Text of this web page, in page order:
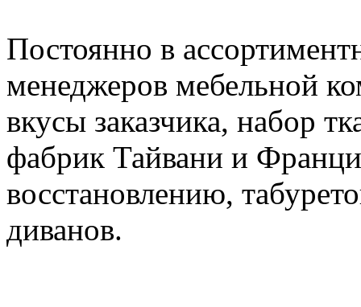
Постоянно в
менеджеров мебельной
вкусы заказчика, набор
фабрик Тайвани и
восстановлению,
диванов.